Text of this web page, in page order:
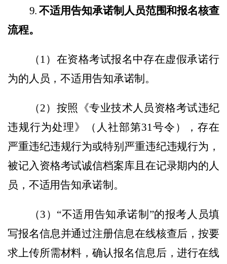
9. 不适用告知承诺制人员范围和报名核查
流程。
（ 1 ）在资格考试报名中存在虚假承诺行
为的人员，不适用告知承诺制。
（2）按照《专业技术人员资格考试违纪
违规行为处理》（人社部第31 号令），存在
严重违纪违规行为或特别严重违纪违规行为，
被记入资格考试诚信档案库且在记录期内的人
员，不适用告知承诺制。
（3 ） “不适用告知承诺制 ”的报考人员填
写报名信息并通过注册信息在线核查后，按要
求上传所需材料，确认报名信息 后，进行在线